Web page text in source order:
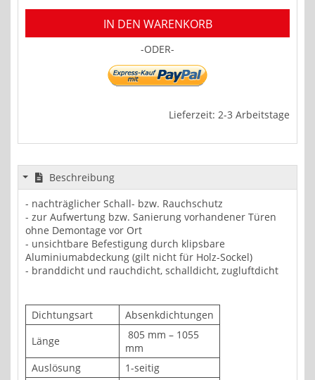
IN DEN WARENKORB
-ODER-
Lieferzeit: 2-3 Arbeitstage
Beschreibung
- nachträglicher Schall- bzw. Rauchschutz
- zur Aufwertung bzw. Sanierung vorhandener Türen
ohne Demontage vor Ort
- unsichtbare Befestigung durch klipsbare
Aluminiumabdeckung (gilt nicht für Holz-Sockel)
- branddicht und rauchdicht, schalldicht, zugluftdicht
Dichtungsart
Absenkdichtungen
Länge
805 mm – 1055
mm
Auslösung
1-seitig